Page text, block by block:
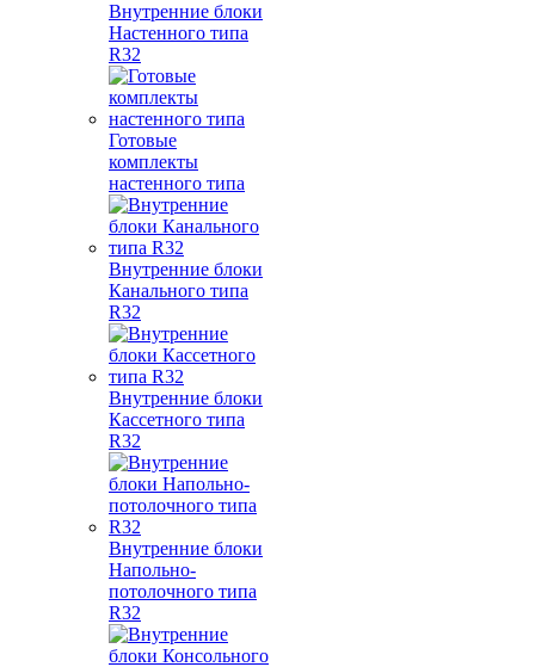
Внутренние блоки
Настенного типа
R32
Готовые
комплекты
настенного типа
Внутренние блоки
Канального типа
R32
Внутренние блоки
Кассетного типа
R32
Внутренние блоки
Напольно-
потолочного типа
R32